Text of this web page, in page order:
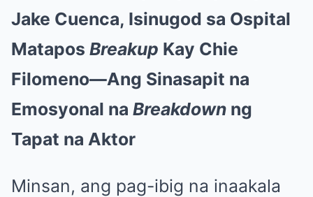
Jake Cuenca, Isinugod sa Ospital
Matapos Breakup Kay Chie
Filomeno—Ang Sinasapit na
Emosyonal na Breakdown ng
Tapat na Aktor
Minsan, ang pag-ibig na inaakala